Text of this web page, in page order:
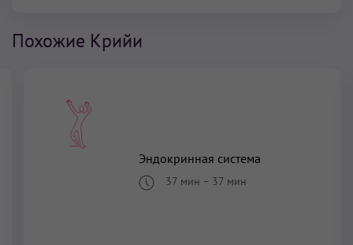
Похожие Крийи
Эндокринная система
37 мин – 37 мин